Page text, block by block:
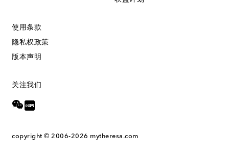
使用条款
隐私权政策
版本声明
关注我们
copyright © 2006-2026 mytheresa.com